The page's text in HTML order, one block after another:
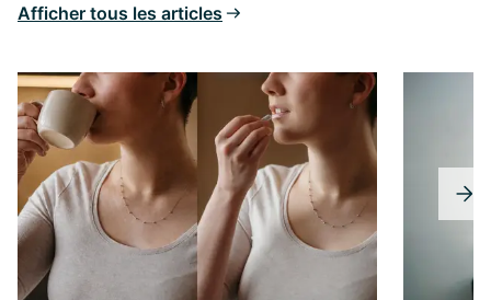
Afficher tous les articles